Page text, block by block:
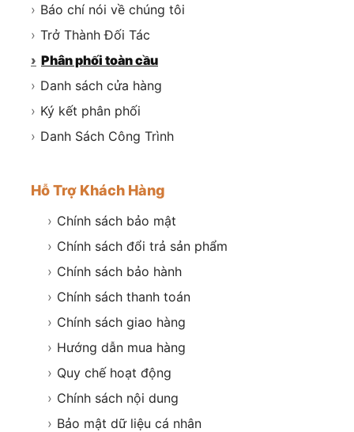
› Báo chí nói về chúng tôi
› Trở Thành Đối Tác
› Phân phối toàn cầu
› Danh sách cửa hàng
› Ký kết phân phối
› Danh Sách Công Trình
Hỗ Trợ Khách Hàng
› Chính sách bảo mật
› Chính sách đổi trả sản phẩm
› Chính sách bảo hành
› Chính sách thanh toán
› Chính sách giao hàng
› Hướng dẫn mua hàng
› Quy chế hoạt động
› Chính sách nội dung
› Bảo mật dữ liệu cá nhân